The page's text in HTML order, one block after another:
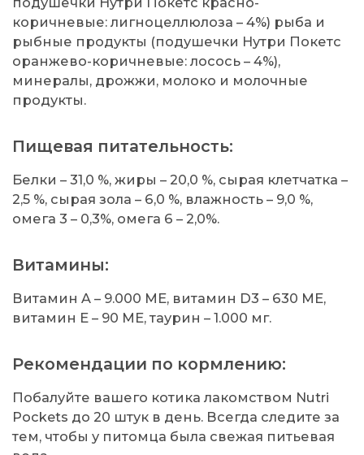
коричневые: лигноцеллюлоза – 4%) рыба и
рыбные продукты (подушечки Нутри Покетс
оранжево-коричневые: лосось – 4%),
минералы, дрожжи, молоко и молочные
продукты.
Пищевая питательность:
Белки – 31,0 %, жиры – 20,0 %, сырая клетчатка –
2,5 %, сырая зола – 6,0 %, влажность – 9,0 %,
омега 3 – 0,3%, омега 6 – 2,0%.
Витамины:
Витамин A – 9.000 МЕ, витамин D3 – 630 МЕ,
витамин E – 90 МЕ, таурин – 1.000 мг.
Рекомендации по кормлению:
Побалуйте вашего котика лакомством Nutri
Pockets до 20 штук в день. Всегда следите за
тем, чтобы у питомца была свежая питьевая